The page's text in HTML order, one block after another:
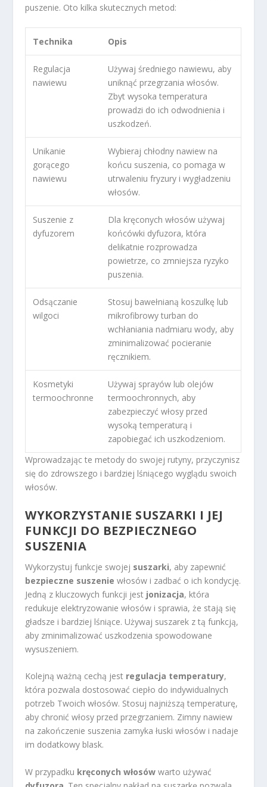
puszenie. Oto kilka skutecznych metod:
Technika Opis
Regulacja
nawiewu
Używaj średniego nawiewu, aby
uniknąć przegrzania włosów.
Zbyt wysoka temperatura
prowadzi do ich odwodnienia i
uszkodzeń.
Unikanie
gorącego
nawiewu
Wybieraj chłodny nawiew na
końcu suszenia, co pomaga w
utrwaleniu fryzury i wygładzeniu
włosów.
Suszenie z
dyfuzorem
Dla kręconych włosów używaj
końcówki dyfuzora, która
delikatnie rozprowadza
powietrze, co zmniejsza ryzyko
puszenia.
Odsączanie
wilgoci
Stosuj bawełnianą koszulkę lub
mikrofibrowy turban do
wchłaniania nadmiaru wody, aby
zminimalizować pocieranie
ręcznikiem.
Kosmetyki
termoochronne
Używaj sprayów lub olejów
termoochronnych, aby
zabezpieczyć włosy przed
wysoką temperaturą i
zapobiegać ich uszkodzeniom.
Wprowadzając te metody do swojej rutyny, przyczynisz
się do zdrowszego i bardziej lśniącego wyglądu swoich
włosów.
WYKORZYSTANIE SUSZARKI I JEJ
FUNKCJI DO BEZPIECZNEGO
SUSZENIA
Wykorzystuj funkcje swojej suszarki, aby zapewnić
bezpieczne suszenie włosów i zadbać o ich kondycję.
Jedną z kluczowych funkcji jest jonizacja, która
redukuje elektryzowanie włosów i sprawia, że stają się
gładsze i bardziej lśniące. Używaj suszarek z tą funkcją,
aby zminimalizować uszkodzenia spowodowane
wysuszeniem.
Kolejną ważną cechą jest regulacja temperatury,
która pozwala dostosować ciepło do indywidualnych
potrzeb Twoich włosów. Stosuj najniższą temperaturę,
aby chronić włosy przed przegrzaniem. Zimny nawiew
na zakończenie suszenia zamyka łuski włosów i nadaje
im dodatkowy blask.
W przypadku kręconych włosów warto używać